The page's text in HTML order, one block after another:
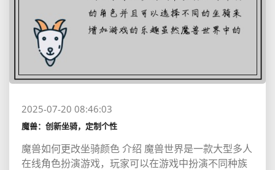
2025-07-20 08:46:03
魔兽：创新坐骑，定制个性
魔兽如何更改坐骑颜色 介绍 魔兽世界是一款大型多人
在线角色扮演游戏，玩家可以在游戏中扮演不同种族